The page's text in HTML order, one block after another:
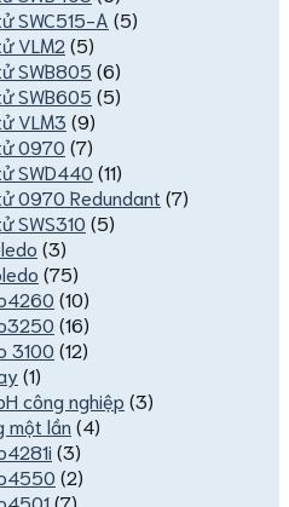
SWC515-A (5)
VLM2 (5)
SWB805 (6)
SWB605 (5)
VLM3 (9)
0970 (7)
SWD440 (11)
0970 Redundant (7)
SWS310 (5)
(3)
(75)
(10)
(16)
3100 (12)
(1)
công nghiệp (3)
một lần (4)
(3)
(2)
(7)